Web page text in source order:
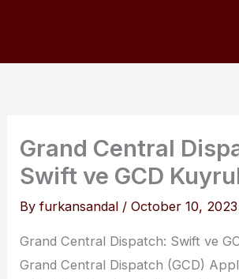
Grand Central
Swift ve GCD
Byfurkansandal /October 10, 2023
Grand Central Dispatch: Swift ve
Grand Central Dispatch (GCD)